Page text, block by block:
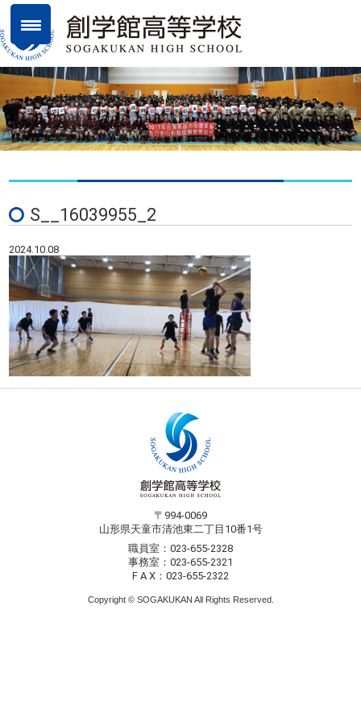
S__16039955_2
2024.10.08
〒994-0069
山形県天童市清池東二丁目10番1号
職員室：023-655-2328
事務室：023-655-2321
F A X：023-655-2322
Copyright © SOGAKUKAN All Rights Reserved.